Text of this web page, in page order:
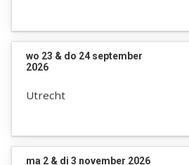
wo 23 & do 24 september
2026
Utrecht
ma 2 & di 3 november 2026